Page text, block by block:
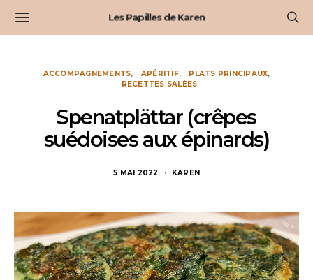
Les Papilles de Karen
ACCOMPAGNEMENTS APÉRITIF
PLATS PRINCIPAUX
RECETTES SALÉES
Spenatplättar (crêpes
suédoises aux épinards)
5 MAI 2022 KAREN